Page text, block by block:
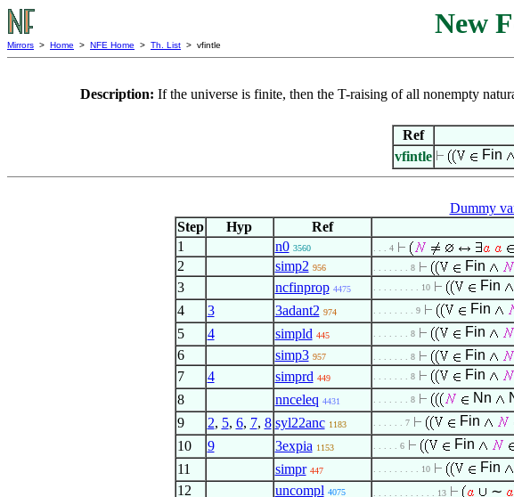
New
Mirrors > Home > NFE Home > Th. List > vfintle
Description: If the universe is finite, then the T-raising of all nonempty
Ref
vfintle
Fin
Dummy
Step
Hyp Ref
1
n0 3560 . . . 4
2 simp2 956 . . . . . . . 8 Fin
3
ncfinprop 4475 . . . . . . . . . 10 Fin
4 3 3adant2 974 . . . . . . . . 9 Fin
5 4 simpld 445 . . . . . . . 8 Fin
6
simp3 957 . . . . . . . 8 Fin
7
4 simprd 449 . . . . . . . 8 Fin
8 nnceleq 4431 . . . . . . . 8 Nn
9 2, 5, 6, 7, 8 syl22anc 1183 . . . . . . 7 Fin
10 9 3expia 1153 . . . . . 6 Fin
11 simpr 447 . . . . . . . . . 10 Fin
12 uncompl 4075 . . . . . . . . . . . . 13
∼